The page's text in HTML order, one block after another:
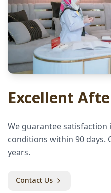
Excellent
We guarantee satisfaction
conditions within 90 days.
years.
Contact Us